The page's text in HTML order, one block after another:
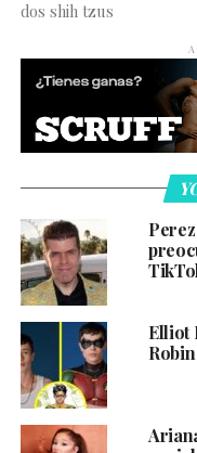
dos shih tzus
Elliot